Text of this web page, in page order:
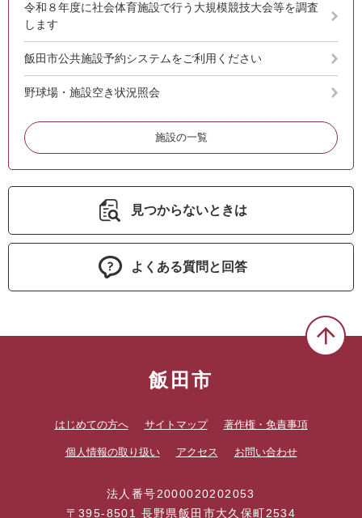
令和８年度に社会体育施設で行う大規模競技大会等を調査
します
飯田市公共施設予約システムをご利用ください
野球場・施設空き状況照会
施設の一覧
見つからないときは
よくある質問と回答
飯田市
はじめての方へ サイトマップ 著作権・免責事項
個人情報の取り扱い アクセス お問い合わせ
法人番号2000020202053
〒395-8501 長野県飯田市大久保町2534